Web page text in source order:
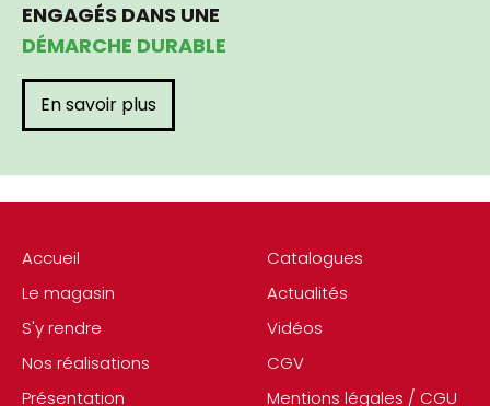
Accueil
Le magasin
S'y rendre
Nos réalisations
Présentation
Catalogues
Actualités
Vidéos
CGV
Mentions légales / CGU
ENGAGÉS DANS UNE
DÉMARCHE DURABLE
En savoir plus